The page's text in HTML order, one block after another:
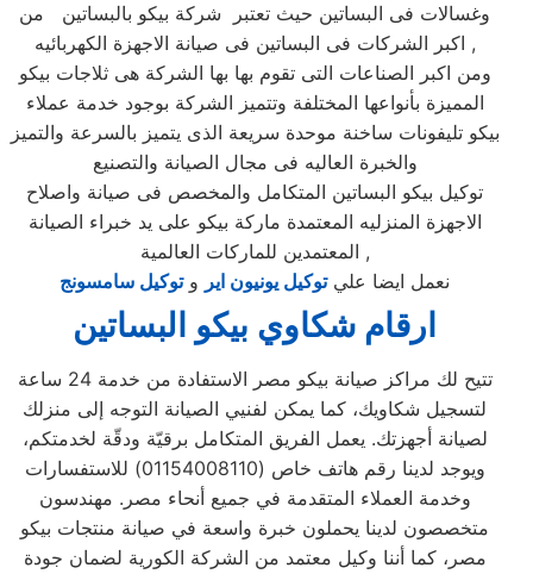
وغسالات فى البساتين حيث تعتبر شركة بيكو بالبساتين من
اكبر الشركات فى البساتين فى صيانة الاجهزة الكهربائيه ,
ومن اكبر الصناعات التى تقوم بها بها الشركة هى ثلاجات بيكو
المميزة بأنواعها المختلفة وتتميز الشركة بوجود خدمة عملاء
بيكو تليفونات ساخنة موحدة سريعة الذى يتميز بالسرعة والتميز
والخبرة العاليه فى مجال الصيانة والتصنيع
توكيل بيكو البساتين المتكامل والمخصص فى صيانة واصلاح
الاجهزة المنزليه المعتمدة ماركة بيكو على يد خبراء الصيانة
المعتمدين للماركات العالمية ,
نعمل ايضا عليتوكيل يونيون اير وتوكيل سامسونج
ارقام شكاوي بيكو البساتين
تتيح لك مراكز صيانة بيكو مصر الاستفادة من خدمة 24 ساعة
لتسجيل شكاويك، كما يمكن لفنيي الصيانة التوجه إلى منزلك
لصيانة أجهزتك. يعمل الفريق المتكامل برقيّة ودقّة لخدمتكم،
ويوجد لدينا رقم هاتف خاص (01154008110) للاستفسارات
وخدمة العملاء المتقدمة في جميع أنحاء مصر. مهندسون
متخصصون لدينا يحملون خبرة واسعة في صيانة منتجات بيكو
مصر، كما أننا وكيل معتمد من الشركة الكورية لضمان جودة